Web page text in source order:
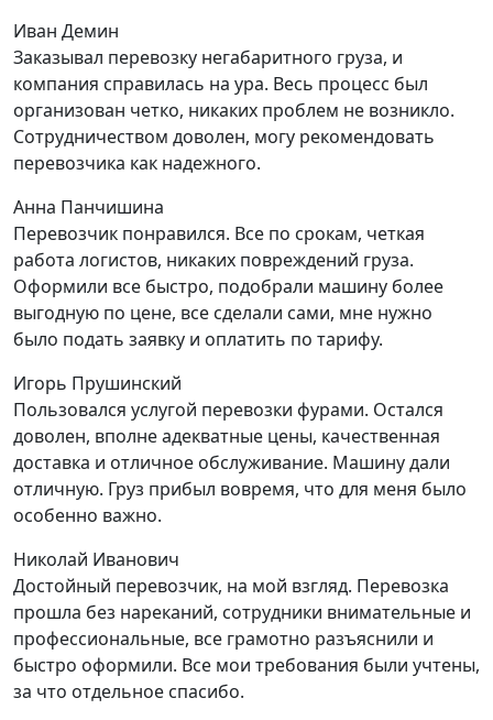
Иван Демин
Заказывал перевозку негабаритного груза, и
компания справилась на ура. Весь процесс был
организован четко, никаких проблем не возникло.
Сотрудничеством доволен, могу рекомендовать
перевозчика как надежного.
Анна Панчишина
Перевозчик понравился. Все по срокам, четкая
работа логистов, никаких повреждений груза.
Оформили все быстро, подобрали машину более
выгодную по цене, все сделали сами, мне нужно
было подать заявку и оплатить по тарифу.
Игорь Прушинский
Пользовался услугой перевозки фурами. Остался
доволен, вполне адекватные цены, качественная
доставка и отличное обслуживание. Машину дали
отличную. Груз прибыл вовремя, что для меня было
особенно важно.
Николай Иванович
Достойный перевозчик, на мой взгляд. Перевозка
прошла без нареканий, сотрудники внимательные и
профессиональные, все грамотно разъяснили и
быстро оформили. Все мои требования были учтены,
за что отдельное спасибо.